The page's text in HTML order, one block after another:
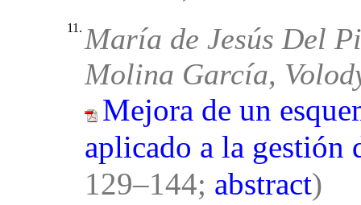
11. María de Jesús Del
Molina García,
Mejora de un
aplicado a la gestión
129–144; abstract)